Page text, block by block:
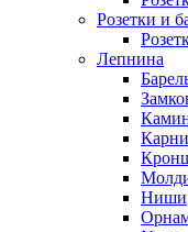
Розетки и
Лепнина
Ниши